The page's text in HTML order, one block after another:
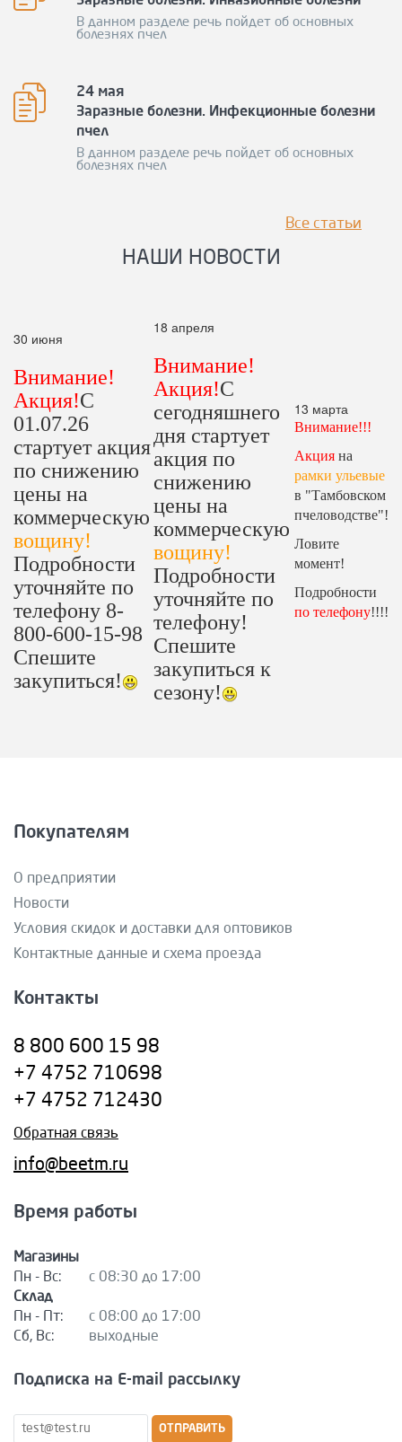
В данном разделе речь пойдет об основных
болезнях пчел
24 мая
Заразные болезни. Инфекционные болезни
пчел
В данном разделе речь пойдет об основных
болезнях пчел
Все статьи
НАШИ НОВОСТИ
30 июня
Внимание!
Акция!С
01.07.26
стартует акция
по снижению
цены на
коммерческую
вощину!
Подробности
уточняйте по
телефону 8-
800-600-15-98
Спешите
закупиться!
18 апреля
Внимание!
Акция!С
сегодняшнего
дня стартует
акция по
снижению
цены на
коммерческую
вощину!
Подробности
уточняйте по
телефону!
Спешите
закупиться к
сезону!
13 марта
Внимание!!!
Акция на
рамки ульевые
в "Тамбовском
пчеловодстве"!
Ловите
момент!
Подробности
по телефону!!!!
Покупателям
О предприятии
Новости
Условия скидок и доставки для оптовиков
Контактные данные и схема проезда
Контакты
8 800 600 15 98
+7 4752 710698
+7 4752 712430
Обратная связь
info@beetm.ru
Время работы
Магазины
Пн - Вс:
с 08:30 до 17:00
Склад
Пн - Пт:
с 08:00 до 17:00
Сб, Вс:
выходные
Подписка на E-mail рассылку